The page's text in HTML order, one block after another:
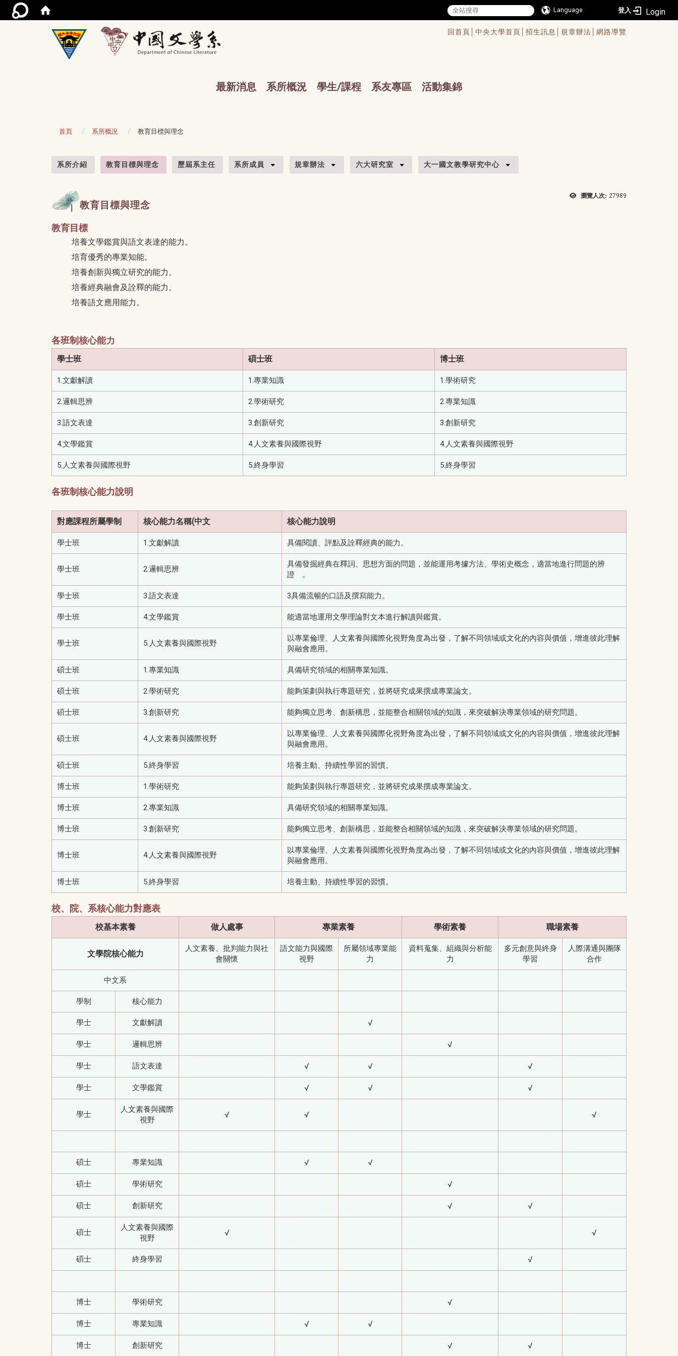
Language 登入
回首頁│ 中央大學首頁│ 招生訊息│ 規章辦法│ 網路導覽
最新消息 系所概況 學生/課程 系友專區 活動集錦
首頁 系所概況 教育目標與理念
系所介紹 教育目標與理念 歷屆系主任 系所成員 規章辦法 六大研究室 大一國文教學研究中心
瀏覽人次: 27989
教育目標與理念
教育目標
培養文學鑑賞與語文表達的能力。
培育優秀的專業知能。
培養創新與獨立研究的能力。
培養經典融會及詮釋的能力。
培養語文應用能力。
各班制核心能力
學士班 碩士班 博士班
1.文獻解讀 1.專業知識 1.學術研究
2.邏輯思辨 2.學術研究 2.專業知識
3.語文表達 3.創新研究 3.創新研究
4.文學鑑賞 4.人文素養與國際視野 4.人文素養與國際視野
5.人文素養與國際視野 5.終身學習 5.終身學習
各班制核心能力說明
對應課程所屬學制 核心能力名稱(中文 核心能力說明
學士班 1.文獻解讀 具備閱讀、評點及詮釋經典的能力。
學士班 2.邏輯思辨
具備發掘經典在釋詞、思想方面的問題，並能運用考據方法、學術史概念，適當地進行問題的辨
證 。
學士班 3.語文表達 3具備流暢的口語及撰寫能力。
學士班 4.文學鑑賞 能適當地運用文學理論對文本進行解讀與鑑賞。
學士班 5.人文素養與國際視野
以專業倫理、人文素養與國際化視野角度為出發，了解不同領域或文化的內容與價值，增進彼此理解
與融會應用。
碩士班 1.專業知識 具備研究領域的相關專業知識。
碩士班 2.學術研究 能夠策劃與執行專題研究，並將研究成果撰成專業論文。
碩士班 3.創新研究 能夠獨立思考、創新構思，並能整合相關領域的知識，來突破解決專業領域的研究問題。
碩士班 4.人文素養與國際視野
以專業倫理、人文素養與國際化視野角度為出發，了解不同領域或文化的內容與價值，增進彼此理解
與融會應用。
碩士班 5.終身學習 培養主動、持續性學習的習慣。
博士班 1.學術研究 能夠策劃與執行專題研究，並將研究成果撰成專業論文。
博士班 2.專業知識 具備研究領域的相關專業知識。
博士班 3.創新研究 能夠獨立思考、創新構思，並能整合相關領域的知識，來突破解決專業領域的研究問題。
博士班 4.人文素養與國際視野
以專業倫理、人文素養與國際化視野角度為出發，了解不同領域或文化的內容與價值，增進彼此理解
與融會應用。
博士班 5.終身學習 培養主動、持續性學習的習慣。
校、院、系核心能力對應表
校基本素養 做人處事 專業素養 學術素養 職場素養
文學院核心能力
人文素養、批判能力與社
會關懷
語文能力與國際
視野
所屬領域專業能
力
資料蒐集、組織與分析能
力
多元創意與終身
學習
人際溝通與團隊
合作
中文系
學制 核心能力
學士 文獻解讀 √
學士 邏輯思辨 √
學士 語文表達 √ √ √
學士 文學鑑賞 √ √ √
學士
人文素養與國際
視野
√ √ √
碩士 專業知識 √ √
碩士 學術研究 √
碩士 創新研究 √ √
碩士
人文素養與國際
視野
√ √
碩士 終身學習 √
博士 學術研究 √
博士 專業知識 √ √
博士 創新研究 √ √